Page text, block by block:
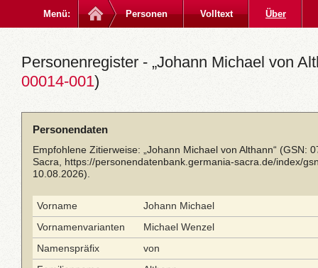
Menü: Personen Volltext Über
Personenregister - „Johann Michael von
00014-001)
Personendaten
Empfohlene Zitierweise: „Johann Michael von Althann“ (GSN:
Sacra, https://personendatenbank.germania-sacra.de/index/
10.08.2026).
Vorname
Johann Michael
Vornamenvarianten
Michael Wenzel
Namenspräfix
von